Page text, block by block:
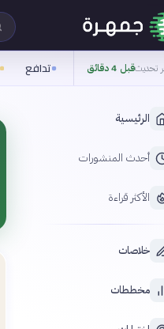
تحديثقبل 4 دقائق تدافع
الرئيسية
أحدث المنشورات
الأكثر قراءة
خلاصات
مخططات